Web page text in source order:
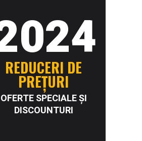
REDUCERI DE
PREȚURI
OFERTE SPECIALE ȘI
DISCOUNTURI